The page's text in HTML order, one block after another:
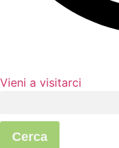
Vieni a visitarci
Cerca